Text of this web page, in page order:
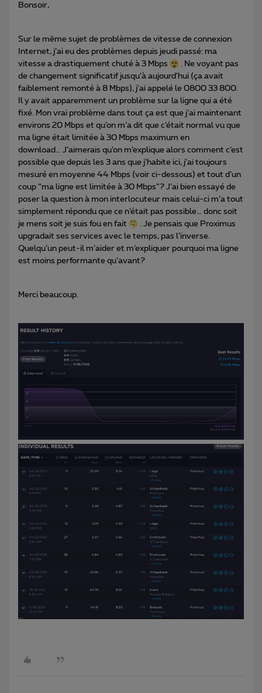
Bonsoir,
Sur le même sujet de problèmes de vitesse de connexion
Internet, j’ai eu des problèmes depuis jeudi passé: ma
vitesse a drastiquement chuté à 3 Mbps
. Ne voyant pas
de changement significatif jusqu’à aujourd’hui (ça avait
faiblement remonté à 8 Mbps), j’ai appelé le 0800 33 800.
Il y avait apparemment un problème sur la ligne qui a été
fixé. Mon vrai problème dans tout ça est que j’ai maintenant
environs 20 Mbps et qu’on m’a dit que c’était normal vu que
ma ligne était limitée à 30 Mbps maximum en
download… J’aimerais qu’on m’explique alors comment c’est
possible que depuis les 3 ans que j’habite ici, j’ai toujours
mesuré en moyenne 44 Mbps (voir ci-dessous) et tout d’un
coup “ma ligne est limitée à 30 Mbps”? J’ai bien essayé de
poser la question à mon interlocuteur mais celui-ci m’a tout
simplement répondu que ce n’était pas possible… donc soit
je mens soit je suis fou en fait
. Je pensais que Proximus
upgradait ses services avec le temps, pas l’inverse.
Quelqu’un peut-il m’aider et m’expliquer pourquoi ma ligne
est moins performante qu’avant?
Merci beaucoup.